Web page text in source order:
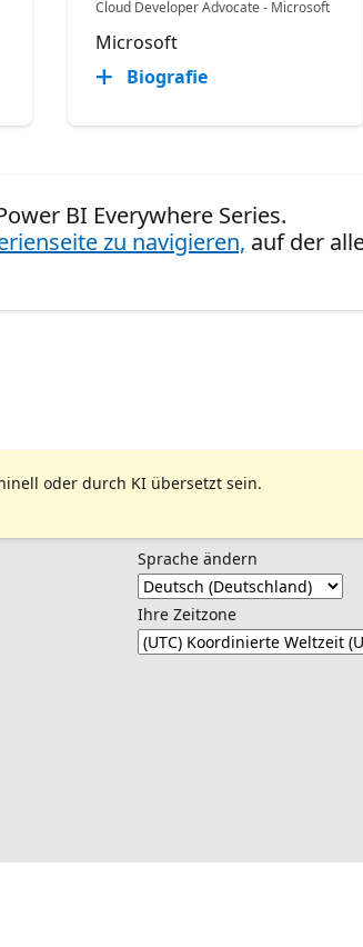
Cloud Developer Advocate - Microsoft
Microsoft
Biografie
BI Everywhere Series.
zu navigieren, auf der
oder durch KI übersetzt sein.
Sprache ändern
Ihre Zeitzone